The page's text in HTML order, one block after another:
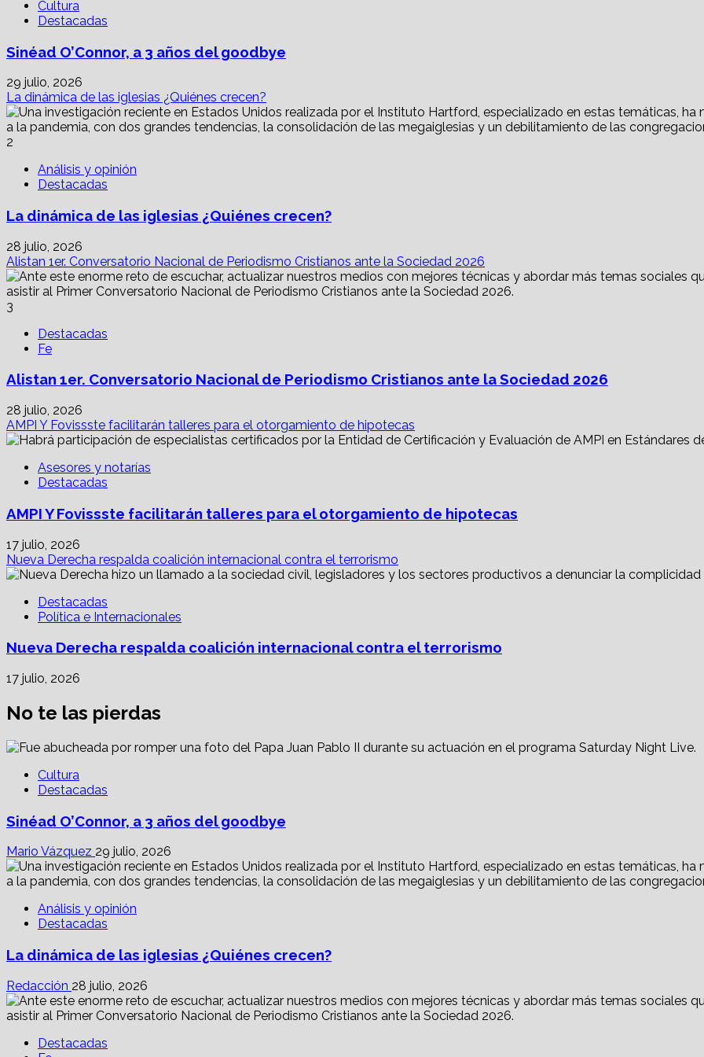
Cultura
Destacadas
Sinéad O’Connor, a 3 años del goodbye
29 julio, 2026
La dinámica de las iglesias ¿Quiénes crecen?
2
Análisis y opinión
Destacadas
La dinámica de las iglesias ¿Quiénes crecen?
28 julio, 2026
Alistan 1er. Conversatorio Nacional de Periodismo Cristianos ante la Sociedad 2026
3
Destacadas
Fe
Alistan 1er. Conversatorio Nacional de Periodismo Cristianos ante la Sociedad 2026
28 julio, 2026
AMPI Y Fovissste facilitarán talleres para el otorgamiento de hipotecas
Asesores y notarías
Destacadas
AMPI Y Fovissste facilitarán talleres para el otorgamiento de hipotecas
17 julio, 2026
Nueva Derecha respalda coalición internacional contra el terrorismo
Destacadas
Política e Internacionales
Nueva Derecha respalda coalición internacional contra el terrorismo
17 julio, 2026
No te las pierdas
Cultura
Destacadas
Sinéad O’Connor, a 3 años del goodbye
Mario Vázquez 29 julio, 2026
Análisis y opinión
Destacadas
La dinámica de las iglesias ¿Quiénes crecen?
Redacción 28 julio, 2026
Destacadas